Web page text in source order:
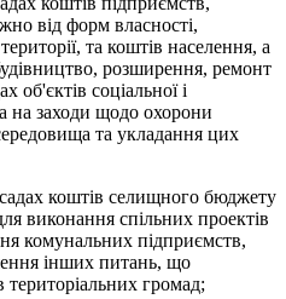
від форм власності,
та коштів населення, а
розширення, ремонт
об'єктів соціальної і
на заходи щодо охорони
та укладання цих
коштів селищного бюджету
виконання спільних проектів
комунальних підприємств,
інших питань, що
територіальних громад;